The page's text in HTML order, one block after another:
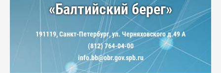
«Балтийский берег»
191119, Санкт-Петербург, ул. Черняховского д.49 А
(812) 764-04-00
info.bb@obr.gov.spb.ru